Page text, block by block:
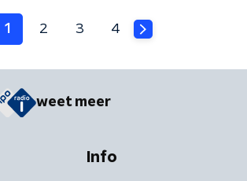
1 2 3 4
weet meer
Info